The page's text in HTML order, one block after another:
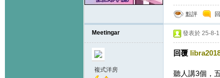
點評
Meetingar
複式洋房
發表於 25-8-
回覆
聽人講3個，